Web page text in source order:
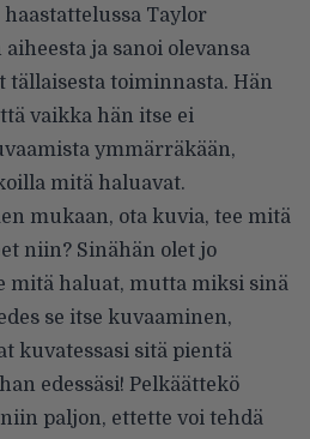
Taylor
ja sanoi olevansa
toiminnasta. Hän
vaikka hän itse ei
ymmärräkään,
mitä haluavat.
mukaan, ota kuvia, tee mitä
niin? Sinähän olet jo
mitä haluat, mutta miksi sinä
se itse kuvaaminen,
kuvatessasi sitä pientä
edessäsi! Pelkäättekö
paljon, ettette voi tehdä